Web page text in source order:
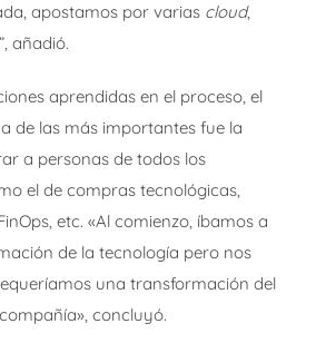
apostamos por varias cloud,
añadió.
aprendidas en el proceso, el
de las más importantes fue la
a personas de todos los
el de compras tecnológicas,
etc. «Al comienzo, íbamos a
de la tecnología pero nos
una transformación del
concluyó.